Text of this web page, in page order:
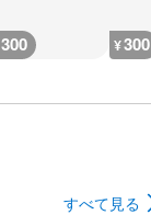
300 ¥300
すべて見る